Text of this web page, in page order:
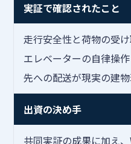
実証で確認されたこと
走行安全性と荷物の受
エレベーターの自律操
先への配送が現実の建
出資の決め手
共同実証の成果に加え